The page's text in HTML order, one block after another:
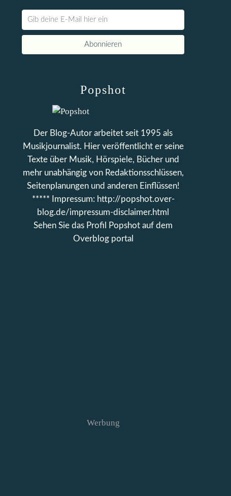
Popshot
Der Blog-Autor arbeitet seit 1995 als
Musikjournalist. Hier veröffentlicht er seine
Texte über Musik, Hörspiele, Bücher und
mehr unabhängig von Redaktionsschlüssen,
Seitenplanungen und anderen Einflüssen!
***** Impressum: http://popshot.over-
blog.de/impressum-disclaimer.html
Sehen Sie das Profil
Popshot auf dem
Overblog portal
Werbung